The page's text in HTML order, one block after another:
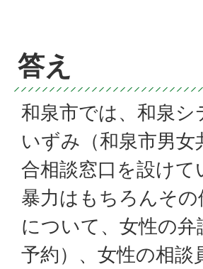
答え
和泉市では、和泉
いずみ（和泉市男
合相談窓口を設け
暴力はもちろんそ
について、女性の
予約）、女性の相